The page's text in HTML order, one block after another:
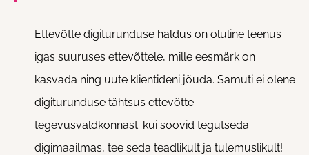
Ettevõtte digiturunduse haldus on oluline teenus
igas suuruses ettevõttele, mille eesmärk on
kasvada ning uute klientideni jõuda. Samuti ei olene
digiturunduse tähtsus ettevõtte
tegevusvaldkonnast: kui soovid tegutseda
digimaailmas, tee seda teadlikult ja tulemuslikult!